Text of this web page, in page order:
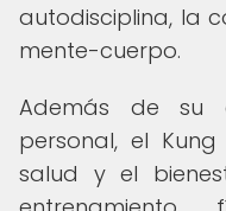
autodisciplina, la
mente-cuerpo.
Además de su
personal, el
salud y el